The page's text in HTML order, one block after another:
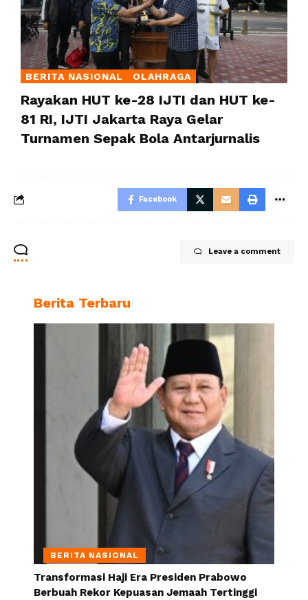
BERITA NASIONAL OLAHRAGA
Rayakan HUT ke-28 IJTI dan HUT ke-
81 RI, IJTI Jakarta Raya Gelar
Turnamen Sepak Bola Antarjurnalis
Facebook
Leave a comment
Berita Terbaru
BERITA NASIONAL
Transformasi Haji Era Presiden Prabowo
Berbuah Rekor Kepuasan Jemaah Tertinggi